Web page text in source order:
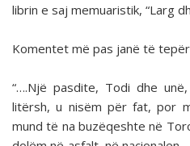
librin e saj memuaristik, “Larg
Komentet më pas janë të
“….Një pasdite, Todi dhe
litërsh, u nisëm për fat, por
mund të na buzëqeshte në